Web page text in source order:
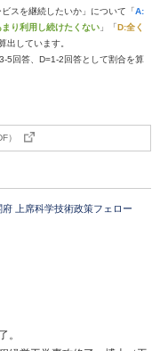
スを継続したいか」について「A:
まり利用し続けたくない 」「D:全く
出しています。
5回答、D=1-2回答として割合を算
）
上席科学技術政策フェロー
。